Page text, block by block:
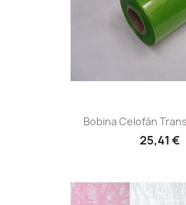
Bobina Celofán
25,41 €